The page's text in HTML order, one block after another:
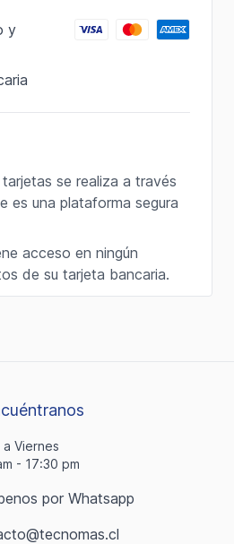
y
se realiza a través
es una plataforma segura
acceso en ningún
de su tarjeta bancaria.
a Viernes
- 17:30 pm
por Whatsapp